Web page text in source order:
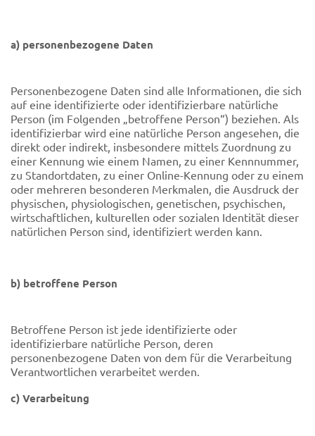
a) personenbezogene Daten
Personenbezogene Daten sind alle Informationen, die sich
auf eine identifizierte oder identifizierbare natürliche
Person (im Folgenden „betroffene Person“) beziehen. Als
identifizierbar wird eine natürliche Person angesehen, die
direkt oder indirekt, insbesondere mittels Zuordnung zu
einer Kennung wie einem Namen, zu einer Kennnummer,
zu Standortdaten, zu einer Online-Kennung oder zu einem
oder mehreren besonderen Merkmalen, die Ausdruck der
physischen, physiologischen, genetischen, psychischen,
wirtschaftlichen, kulturellen oder sozialen Identität dieser
natürlichen Person sind, identifiziert werden kann.
b) betroffene Person
Betroffene Person ist jede identifizierte oder
identifizierbare natürliche Person, deren
personenbezogene Daten von dem für die Verarbeitung
Verantwortlichen verarbeitet werden.
c) Verarbeitung